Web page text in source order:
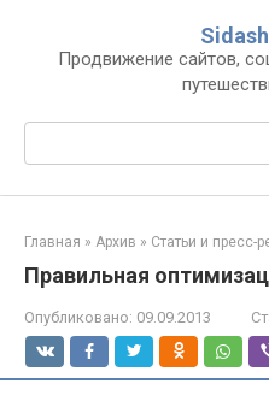
контенту
Sidash
Продвижение сайтов,
Главная » Архив » Статьи и пресс-
Правильная
Опубликовано: 09.09.2013